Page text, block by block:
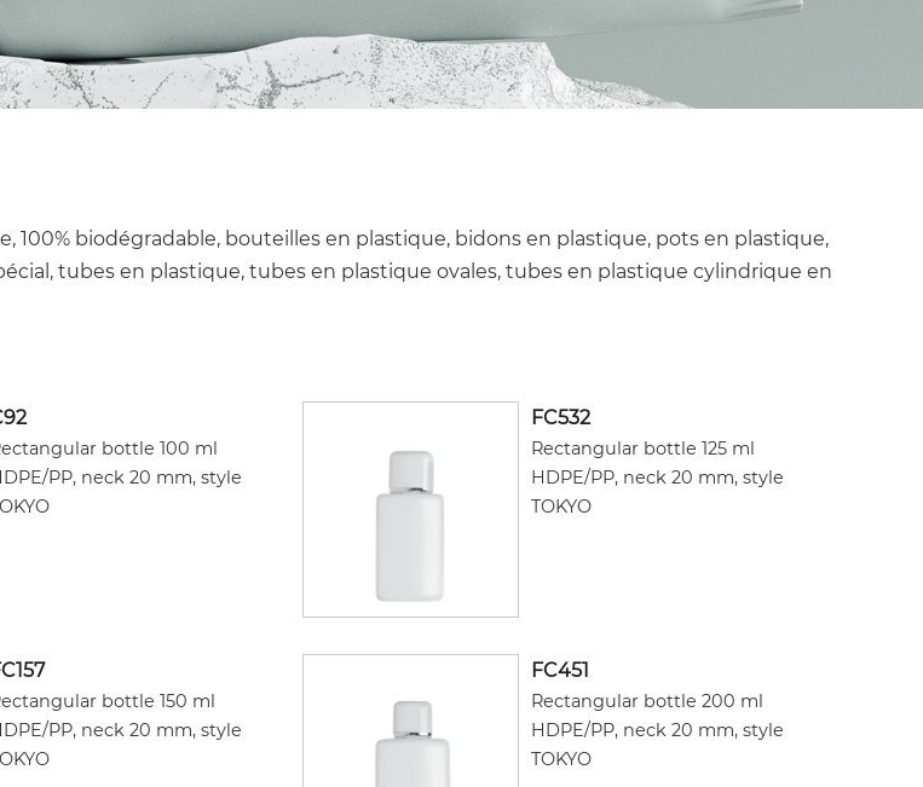
100% biodégradable, bouteilles en plastique, bidons en plastique, pots en plastique,
tubes en plastique, tubes en plastique ovales, tubes en plastique cylindrique en
bottle 100 ml
PP, neck 20 mm, style
FC532
Rectangular bottle 125 ml
HDPE/PP, neck 20 mm, style
TOKYO
bottle 150 ml
PP, neck 20 mm, style
FC451
Rectangular bottle 200 ml
HDPE/PP, neck 20 mm, style
TOKYO